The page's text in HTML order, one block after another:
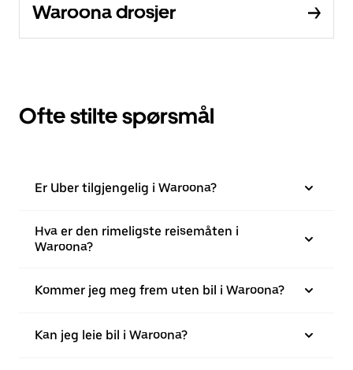
Waroona drosjer
Ofte stilte spørsmål
Er Uber tilgjengelig i Waroona?
Hva er den rimeligste reisemåten i
Waroona?
Kommer jeg meg frem uten bil i Waroona?
Kan jeg leie bil i Waroona?